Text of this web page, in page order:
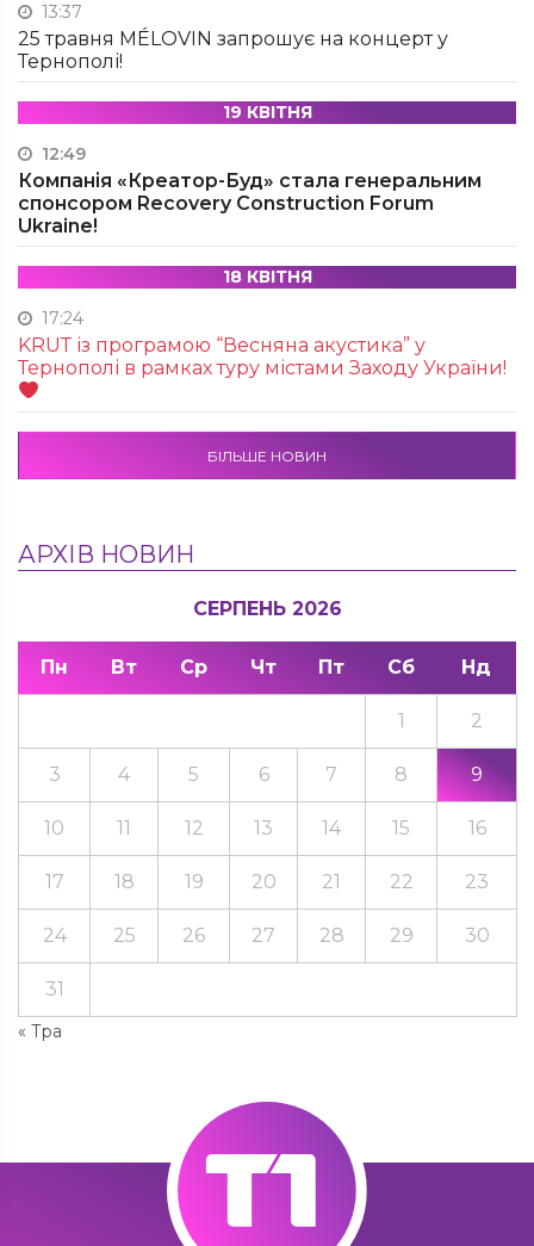
13:37
25 травня MÉLOVIN запрошує на концерт у
Тернополі!
19 КВІТНЯ
12:49
Компанія «Креатор-Буд» стала генеральним
спонсором Recovery Construction Forum
Ukraine!
18 КВІТНЯ
17:24
KRUТ із програмою “Весняна акустика” у
Тернополі в рамках туру містами Заходу України!
БІЛЬШЕ НОВИН
АРХІВ НОВИН
СЕРПЕНЬ 2026
Пн Вт Ср Чт Пт Сб Нд
« Тра
1 2
3 4 5 6 7 8 9
10 11 12 13 14 15 16
17 18 19 20 21 22 23
24 25 26 27 28 29 30
31